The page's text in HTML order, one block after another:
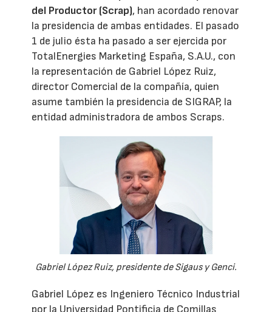
del Productor (Scrap), han acordado renovar
la presidencia de ambas entidades. El pasado
1 de julio ésta ha pasado a ser ejercida por
TotalEnergies Marketing España, S.A.U., con
la representación de Gabriel López Ruiz,
director Comercial de la compañía, quien
asume también la presidencia de SIGRAP, la
entidad administradora de ambos Scraps.
Gabriel López Ruiz, presidente de Sigaus y Genci.
Gabriel López es Ingeniero Técnico Industrial
por la Universidad Pontificia de Comillas